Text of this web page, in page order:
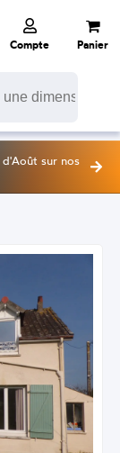
Compte Panier
sur nos